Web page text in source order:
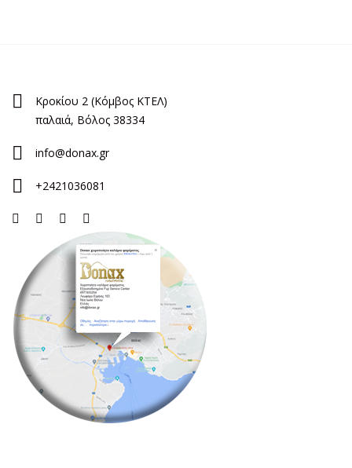
Κροκίου 2 (Κόμβος ΚΤΕΛ)
παλαιά, Βόλος 38334
info@donax.gr
+2421036081